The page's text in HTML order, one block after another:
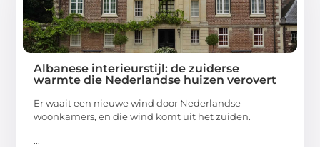
Albanese interieurstijl: de zuiderse
warmte die Nederlandse huizen verovert
Er waait een nieuwe wind door Nederlandse
woonkamers, en die wind komt uit het zuiden.
...